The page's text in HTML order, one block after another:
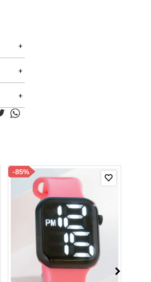
-85%